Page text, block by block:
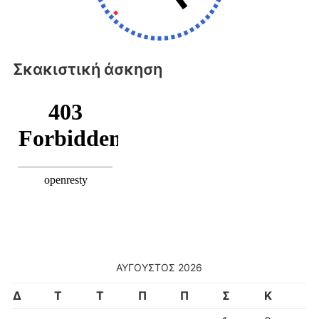
Σκακιστική άσκηση
ΑΎΓΟΥΣΤΟΣ 2026
Δ Τ Τ Π Π Σ
Κ